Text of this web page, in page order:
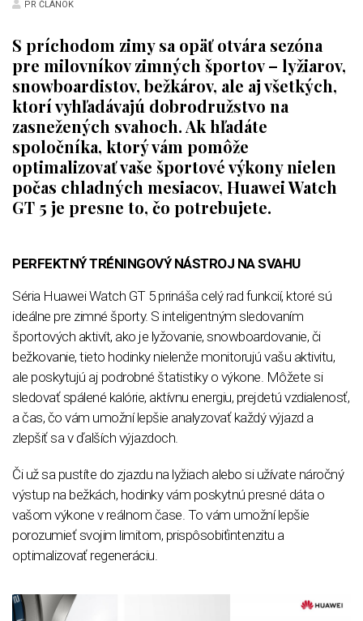
PR ČLÁNOK
S príchodom zimy sa opäť otvára sezóna
pre milovníkov zimných športov – lyžiarov,
snowboardistov, bežkárov, ale aj všetkých,
ktorí vyhľadávajú dobrodružstvo na
zasnežených svahoch. Ak hľadáte
spoločníka, ktorý vám pomôže
optimalizovať vaše športové výkony nielen
počas chladných mesiacov, Huawei Watch
GT 5 je presne to, čo potrebujete.
PERFEKTNÝ TRÉNINGOVÝ NÁSTROJ NA SVAHU
Séria Huawei Watch GT 5 prináša celý rad funkcií, ktoré sú
ideálne pre zimné športy. S inteligentným sledovaním
športových aktivít, ako je lyžovanie, snowboardovanie, či
bežkovanie, tieto hodinky nielenže monitorujú vašu aktivitu,
ale poskytujú aj podrobné štatistiky o výkone. Môžete si
sledovať spálené kalórie, aktívnu energiu, prejdetú vzdialenosť,
a čas, čo vám umožní lepšie analyzovať každý výjazd a
zlepšiť sa v ďalších výjazdoch.
Či už sa pustíte do zjazdu na lyžiach alebo si užívate náročný
výstup na bežkách, hodinky vám poskytnú presné dáta o
vašom výkone v reálnom čase. To vám umožní lepšie
porozumieť svojim limitom, prispôsobiťintenzitu a
optimalizovať regeneráciu.